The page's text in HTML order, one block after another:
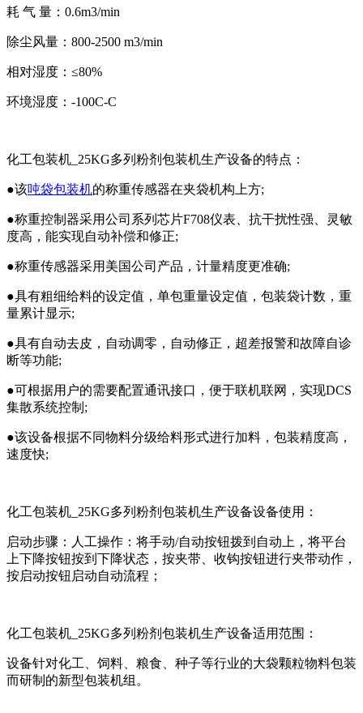
耗 气 量：0.6m3/min
除尘风量：800-2500 m3/min
相对湿度：≤80%
环境湿度：-100C-C
化工包装机_25KG多列粉剂包装机生产设备的特点：
●该吨袋包装机的称重传感器在夹袋机构上方;
●称重控制器采用公司系列芯片F708仪表、抗干扰性强、灵敏
度高，能实现自动补偿和修正;
●称重传感器采用美国公司产品，计量精度更准确;
●具有粗细给料的设定值，单包重量设定值，包装袋计数，重
量累计显示;
●具有自动去皮，自动调零，自动修正，超差报警和故障自诊
断等功能;
●可根据用户的需要配置通讯接口，便于联机联网，实现DCS
集散系统控制;
●该设备根据不同物料分级给料形式进行加料，包装精度高，
速度快;
化工包装机_25KG多列粉剂包装机生产设备设备使用：
启动步骤：人工操作：将手动/自动按钮拨到自动上，将平台
上下降按钮按到下降状态，按夹带、收钩按钮进行夹带动作，
按启动按钮启动自动流程；
化工包装机_25KG多列粉剂包装机生产设备适用范围：
设备针对化工、饲料、粮食、种子等行业的大袋颗粒物料包装
而研制的新型包装机组。